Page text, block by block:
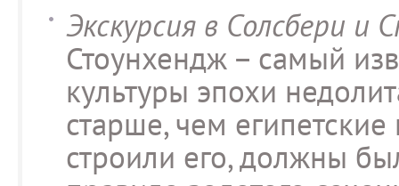
Экскурсия в Солсбери и
Стоунхендж – самый
культуры эпохи
старше, чем
строили его, должны